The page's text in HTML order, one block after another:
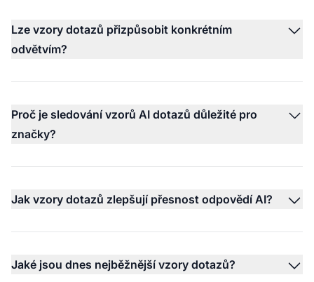
Lze vzory dotazů přizpůsobit konkrétním
odvětvím?
Proč je sledování vzorů AI dotazů důležité pro
značky?
Jak vzory dotazů zlepšují přesnost odpovědí AI?
Jaké jsou dnes nejběžnější vzory dotazů?